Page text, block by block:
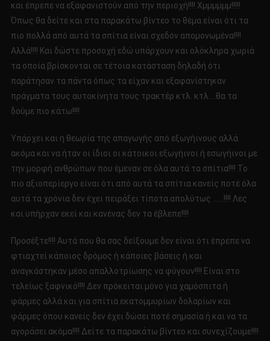
και έπρεπε να εξαφανιστούν από την περιοχή!!!! Χμμμμμμ!!!!!
Όπως θα δείτε και στα παρακάτω βίντεο το θέμα είναι ότι τα
πιο πολλά από αυτά τα σπίτια είναι σχεδόν απομονωμένα!!!!
Αλλά!!!! Και δώστε προσοχή εδώ υπάρχουν και ολόκληρα χωριά
τα οποία βρίσκονται σε τέτοια κατάσταση δηλαδή ότι
παράτησαν τα πάντα όπως τα είχαν και εξαφανίστηκαν
πράγματα τους αυτοκίνητα τους τρακτέρ κτλ. κτλ.…θα τα
δούμε πιο κάτω!!!!
Υπάρχει και η θεωρία της απαγωγής από εξωγήινους αλλά
ακόμα και να ήταν οι ίδιοι οι κάτοικοι εξωγήινοι ή εσωγήινοι με
την μορφή ανθρώπων που έμεναν σε όλα αυτά τα σπίτια!!!! Το
πιο αξιοπερίεργο είναι ότι από αυτά τα σπίτια κανείς ποτέ όλα
αυτά τα χρόνια δεν έχει πειράξει τίποτα απολύτως ……!!!! Λες
και υπήρχαν εκεί και κανένας δεν τα έβλεπε!!!!
Προσέξτε!!!! Αυτά που θα σας δείξουμε δεν είναι ότι έπρεπε να
φτιαχτεί κάποιος δρόμος ή κάποιες βάσεις ή και
αναγκάστηκαν μέσο απαλλοτρίωσης να φύγουν!!!! Είναι στο
τελείως ξαφνικό!!!! Δεν πρόκειται μόνο για χαμόσπιτα ή
φάρμες αλλά και για σπίτια εκατομμυρίων δολαρίων και
φάρμες όπου κανείς δεν έχει δώσει ποτέ σημασία ή και να τα
αγοράσει ακόμα!!!! Δείτε τα παρακάτω βίντεο και συνεχίζουμε!!!!